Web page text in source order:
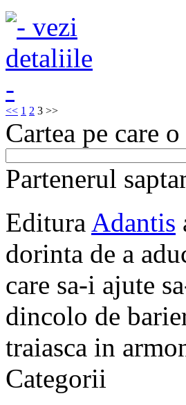
<< 1 2 3 >>
Cartea pe care
Partenerul
Editura Adantis
dorinta de a
care sa-i ajute
dincolo de
traiasca in
Categorii